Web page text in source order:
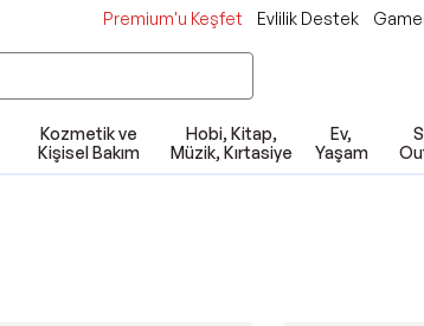
Premium'u Keşfet Evlilik Destek
Kozmetik ve
Kişisel Bakım
Hobi, Kitap,
Müzik, Kırtasiye
Ev,
Yaşam